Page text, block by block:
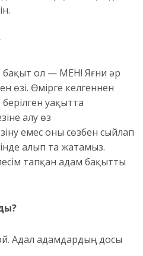
бақыт ол — МЕН! Яғни әр
өзі. Өмірге келгеннен
уақытта
алу өз
емес оны сөзбен сыйлап
алып та жатамыз.
тапқан адам бақытты
Адал адамдардың досы